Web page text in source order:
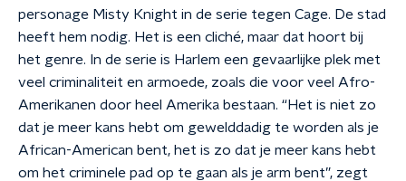
personage Misty Knight in de serie tegen Cage. De stad
heeft hem nodig. Het is een cliché, maar dat hoort bij
het genre. In de serie is Harlem een gevaarlijke plek met
veel criminaliteit en armoede, zoals die voor veel Afro-
Amerikanen door heel Amerika bestaan. “Het is niet zo
dat je meer kans hebt om gewelddadig te worden als je
African-American bent, het is zo dat je meer kans hebt
om het criminele pad op te gaan als je arm bent”, zegt